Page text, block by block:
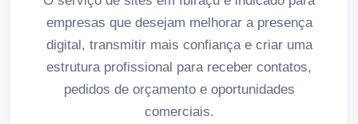
empresas que desejam melhorar a presença
digital, transmitir mais confiança e criar uma
estrutura profissional para receber contatos,
pedidos de orçamento e oportunidades
comerciais.